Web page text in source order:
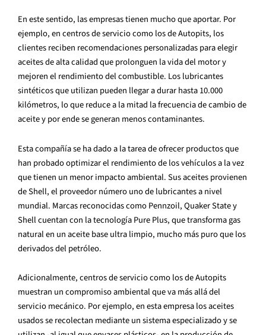
En este sentido, las empresas tienen mucho que aportar. Por
ejemplo, en centros de servicio como los de Autopits, los
clientes reciben recomendaciones personalizadas para elegir
aceites de alta calidad que prolonguen la vida del motor y
mejoren el rendimiento del combustible. Los lubricantes
sintéticos que utilizan pueden llegar a durar hasta 10.000
kilómetros, lo que reduce a la mitad la frecuencia de cambio de
aceite y por ende se generan menos contaminantes.
Esta compañía se ha dado a la tarea de ofrecer productos que
han probado optimizar el rendimiento de los vehículos a la vez
que tienen un menor impacto ambiental. Sus aceites provienen
de Shell, el proveedor número uno de lubricantes a nivel
mundial. Marcas reconocidas como Pennzoil, Quaker State y
Shell cuentan con la tecnología Pure Plus, que transforma gas
natural en un aceite base ultra limpio, mucho más puro que los
derivados del petróleo.
Adicionalmente, centros de servicio como los de Autopits
muestran un compromiso ambiental que va más allá del
servicio mecánico. Por ejemplo, en esta empresa los aceites
usados se recolectan mediante un sistema especializado y se